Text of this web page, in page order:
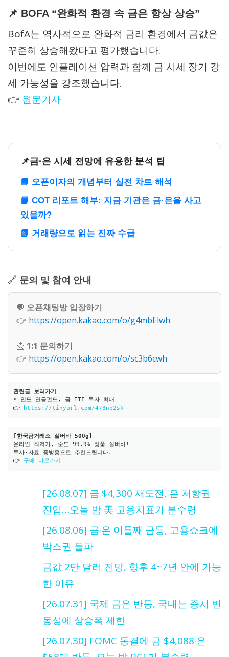
📌 BOFA “완화적 환경 속 금은 항상 상승”
BofA는 역사적으로 완화적 금리 환경에서 금값은
꾸준히 상승해왔다고 평가했습니다.
이번에도 인플레이션 압력과 함께 금 시세 장기 강
세 가능성을 강조했습니다.
👉 원문기사
📌금·은 시세 전망에 유용한 분석 팁
📘 오픈이자의 개념부터 실전 차트 해석
📙 COT 리포트 해부: 지금 기관은 금·은을 사고
있을까?
📗 거래량으로 읽는 진짜 수급
🔗 문의 및 참여 안내
💬 오픈채팅방 입장하기
👉 https://open.kakao.com/o/g4mbElwh
📩 1:1 문의하기
👉 https://open.kakao.com/o/sc3b6cwh
관련글 보러가기
• 인도 연금펀드, 금 ETF 투자 확대
👉 https://tinyurl.com/473np2sk
[한국금거래소 실버바 500g]
온라인 최저가, 순도 99.9% 정품 실버바!
투자·자료 증빙용으로 추천드립니다.
👉 구매 바로가기
[26.08.07] 금 $4,300 재도전, 은 저항권
진입…오늘 밤 美 고용지표가 분수령
[26.08.06] 금·은 이틀째 급등, 고용쇼크에
박스권 돌파
금값 2만 달러 전망, 향후 4~7년 안에 가능
한 이유
[26.07.31] 국제 금은 반등, 국내는 증시 변
동성에 상승폭 제한
[26.07.30] FOMC 동결에 금 $4,088·은